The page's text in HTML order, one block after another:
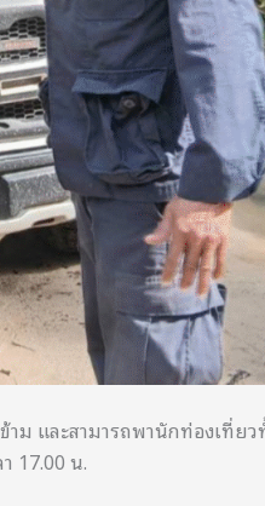
ม และสามารถพานักท่องเที่ย
17.00 น.